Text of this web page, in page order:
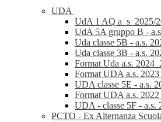
UDA
UdA 1 AQ a_s_2025/
UdA 5A gruppo B -
Uda classe 5B - a.s.
Uda classe 3B - a.s.
Format Uda a.s.
Format UDA a.s.
UDA classe 5E - a.s.
Format UDA a.s.
UDA - classe 5F - a.s.
PCTO - Ex Alternanza